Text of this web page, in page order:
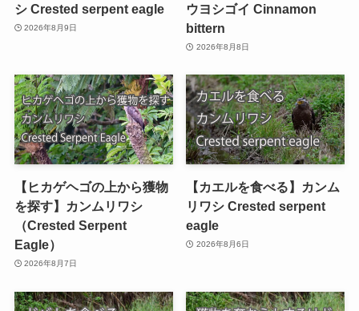
シ Crested serpent eagle
2026年8月9日
ウヨシゴイ Cinnamon
bittern
2026年8月8日
【ヒカゲヘゴの上から獲物
を探す】カンムリワシ
（Crested Serpent
Eagle）
2026年8月7日
【カエルを食べる】カンム
リワシ Crested serpent
eagle
2026年8月6日